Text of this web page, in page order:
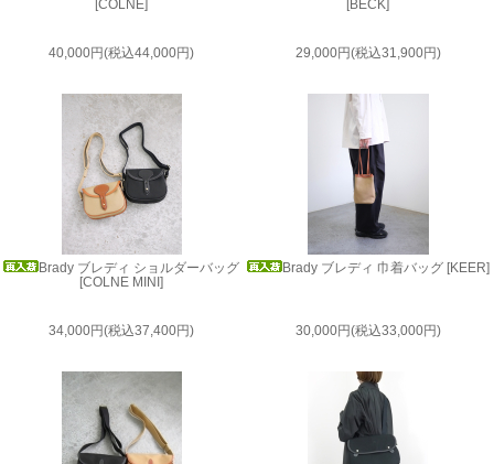
[COLNE]
40,000円(税込44,000円)
[BECK]
29,000円(税込31,900円)
Brady ブレディ ショルダーバッグ
[COLNE MINI]
34,000円(税込37,400円)
Brady ブレディ 巾着バッグ [KEER]
30,000円(税込33,000円)